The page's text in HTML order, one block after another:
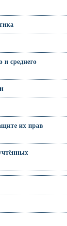
среднего
их прав